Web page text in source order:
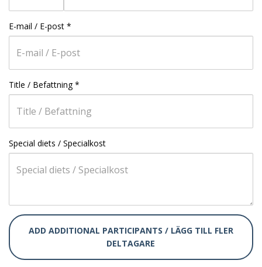
E-mail / E-post *
Title / Befattning*
Special diets / Specialkost
ADD ADDITIONAL PARTICIPANTS / LÄGG TILL FLER
DELTAGARE